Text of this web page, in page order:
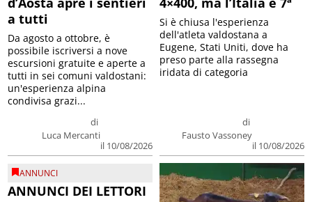
a tutti
di
Luca Mercanti
il 10/08/2026
Da agosto a ottobre, è
possibile iscriversi a nove
escursioni gratuite e aperte a
tutti in sei comuni valdostani:
un'esperienza alpina
condivisa grazi...
di
Fausto Vassoney
il 10/08/2026
Si è chiusa l'esperienza
dell'atleta valdostana a
Eugene, Stati Uniti, dove ha
preso parte alla rassegna
iridata di categoria
ANNUNCI
ANNUNCI DEI LETTORI